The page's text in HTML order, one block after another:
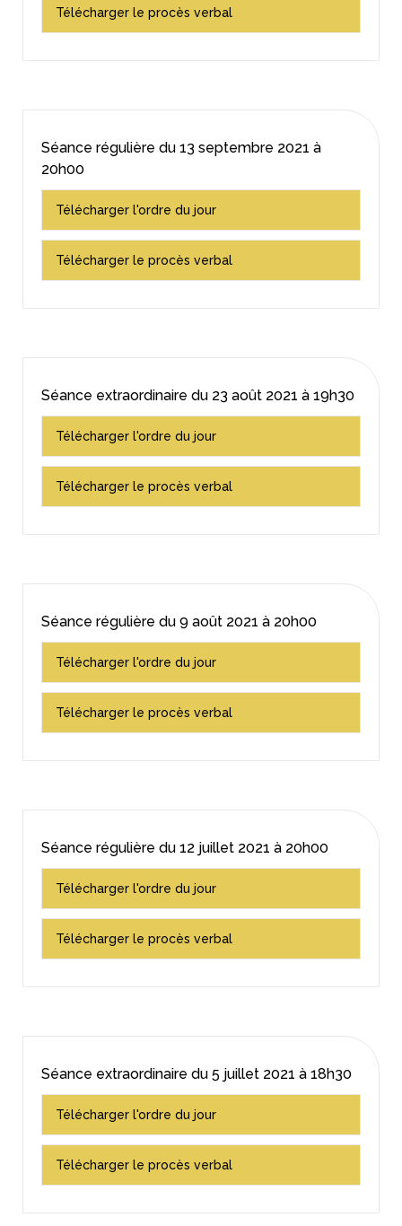
Télécharger le procès verbal
Séance régulière du 13 septembre 2021 à
20h00
Télécharger l'ordre du jour
Télécharger le procès verbal
Séance extraordinaire du 23 août 2021 à 19h30
Télécharger l'ordre du jour
Télécharger le procès verbal
Séance régulière du 9 août 2021 à 20h00
Télécharger l'ordre du jour
Télécharger le procès verbal
Séance régulière du 12 juillet 2021 à 20h00
Télécharger l'ordre du jour
Télécharger le procès verbal
Séance extraordinaire du 5 juillet 2021 à 18h30
Télécharger l'ordre du jour
Télécharger le procès verbal